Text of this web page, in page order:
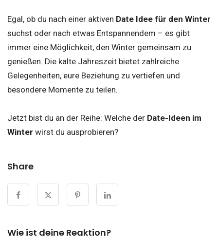
Egal, ob du nach einer aktiven Date Idee für den Winter
suchst oder nach etwas Entspannendem – es gibt
immer eine Möglichkeit, den Winter gemeinsam zu
genießen. Die kalte Jahreszeit bietet zahlreiche
Gelegenheiten, eure Beziehung zu vertiefen und
besondere Momente zu teilen.
Jetzt bist du an der Reihe: Welche der Date-Ideen im
Winter wirst du ausprobieren?
Share
Wie ist deine Reaktion?